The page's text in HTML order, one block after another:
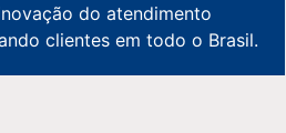
do atendimento
clientes em todo o Brasil.